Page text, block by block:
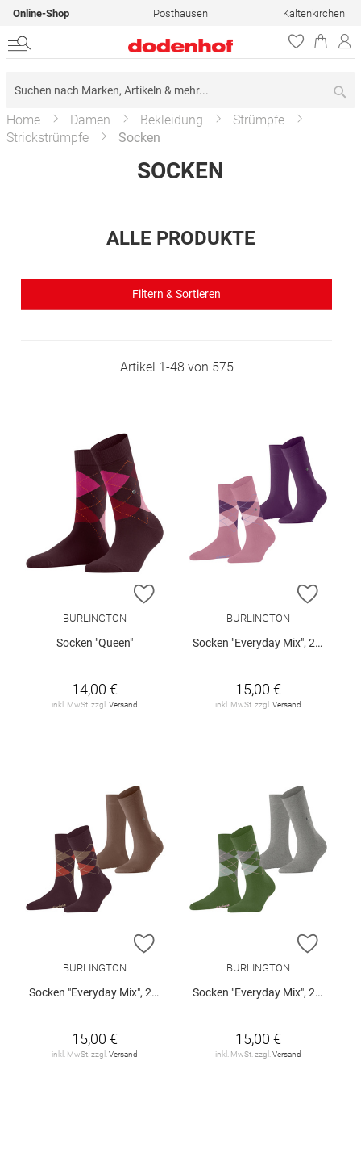
Online-Shop Posthausen Kaltenkirchen
Home Damen Bekleidung
Strümpfe
Strickstrümpfe
Socken
SOCKEN
ALLE PRODUKTE
Filtern & Sortieren
Artikel 1-48 von 575
ZUR WUNSCHLISTE HINZUFÜGEN
BURLINGTON
Socken "Queen"
14,00 €
inkl. MwSt. zzgl. Versand
ZUR
BURLINGTON
Socken "Everyday Mix", 2er-Pack
15,00 €
inkl. MwSt. zzgl. Versand
ZUR WUNSCHLISTE HINZUFÜGEN
BURLINGTON
Socken "Everyday Mix", 2er-Pack
15,00 €
inkl. MwSt. zzgl. Versand
ZUR
BURLINGTON
Socken "Everyday Mix", 2er-Pack
15,00 €
inkl. MwSt. zzgl. Versand